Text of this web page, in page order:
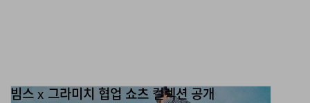
빔스 x 그라미치 협업 쇼츠 컬렉션 공개